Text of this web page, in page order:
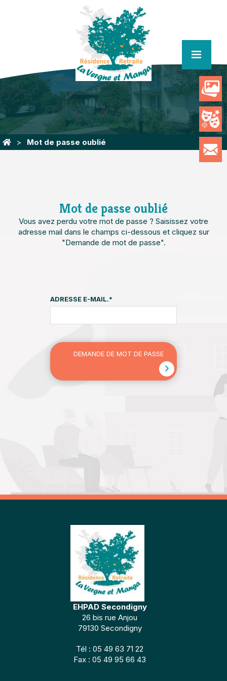
menu
Mot de passe oublié
Mot de passe oublié
Vous avez perdu votre mot de passe ? Saisissez votre
adresse mail dans le champs ci-dessous et cliquez sur
"Demande de mot de passe".
ADRESSE E-MAIL.*
DEMANDE DE MOT DE PASSE
EHPAD Secondigny
26 bis rue Anjou
79130 Secondigny
Tél : 05 49 63 71 22
Fax : 05 49 95 66 43